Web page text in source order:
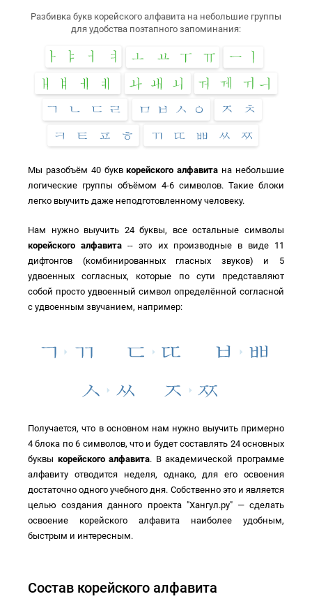
Разбивка букв корейского алфавита на небольшие группы
для удобства поэтапного запоминания:
Мы разобъём 40 буквкорейского алфавита на небольшие
логические группы объёмом 4-6 символов. Такие блоки
легко выучить даже неподготовленному человеку.
Нам нужно выучить 24 буквы, все остальные символы
корейского алфавита -- это их производные в виде 11
дифтонгов (комбинированных гласных звуков) и 5
удвоенных согласных, которые по сути представляют
собой просто удвоенный символ определённой согласной
с удвоенным звучанием, например:
Получается, что в основном нам нужно выучить примерно
4 блока по 6 символов, что и будет составлять 24 основных
буквы корейского алфавита. В академической программе
алфавиту отводится неделя, однако, для его освоения
достаточно одного учебного дня. Собственно это и является
целью создания данного проекта "Хангул.ру" — сделать
освоение корейского алфавита наиболее удобным,
быстрым и интересным.
Состав корейского алфавита